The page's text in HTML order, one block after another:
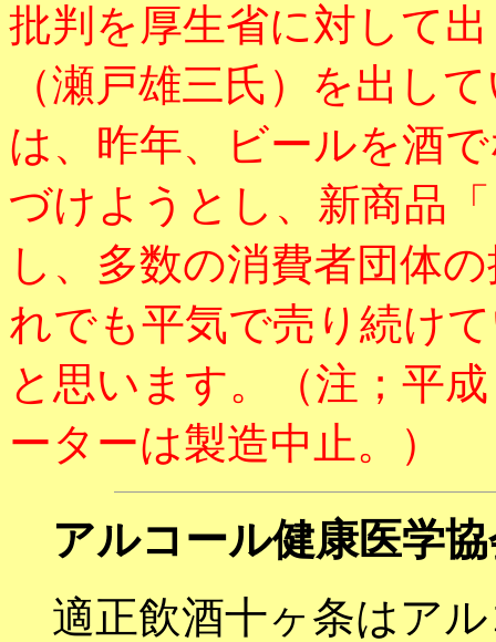
批判を厚生省に対して
（瀬戸雄三氏）を出し
は、昨年、ビールを酒
づけようとし、新商品
し、多数の消費者団体
れでも平気で売り続け
と思います。（注；平
ーターは製造中止。）
アルコール健康医学
適正飲酒十ヶ条はア